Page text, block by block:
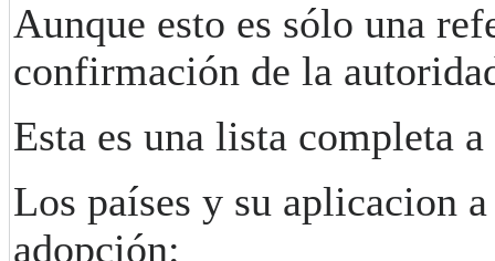
Aunque esto es sólo una
confirmación de la
Esta es una lista completa
Los países y su aplicacion
adopción: